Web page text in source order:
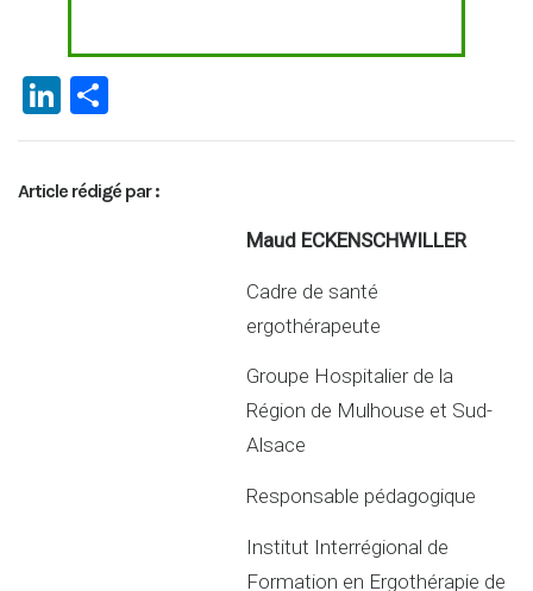
Li
n
ke
dI
ar
ta
g
Article rédigé par :
Maud ECKENSCHWILLER
Cadre de santé
ergothérapeute
Groupe Hospitalier de la
Région de Mulhouse et Sud-
Alsace
Responsable pédagogique
Institut Interrégional de
Formation en Ergothérapie de